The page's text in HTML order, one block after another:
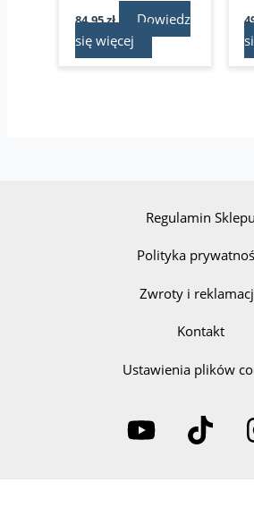
84,95zł
Dowiedz
się więcej
Regulamin Sklepu
Polityka
Zwroty i
Kontakt
Ustawienia plików